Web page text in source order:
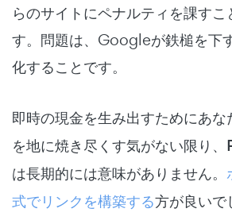
らのサイトにペナルティを課すこ
す。問題は、Googleが鉄槌を下
化することです。
即時の現金を生み出すためにあな
を地に焼き尽くす気がない限り
は長期的には意味がありません。
式でリンクを構築する方が良いで